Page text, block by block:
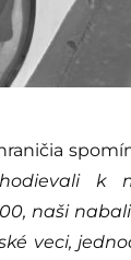
k
naši
veci,